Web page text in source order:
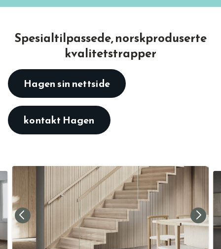
Spesialtilpassede, norskproduserte
kvalitetstrapper
Hagen sin nettside
kontakt Hagen